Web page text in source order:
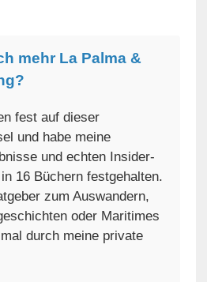
mehr La Palma &
fest auf dieser
und habe meine
und echten Insider-
16 Büchern festgehalten.
zum Auswandern,
oder Maritimes
durch meine private